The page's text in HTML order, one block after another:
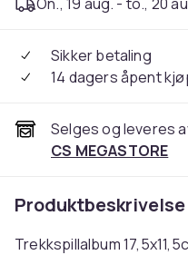
Sikker betaling
14 dagers åpent
Selges og leveres
CS MEGASTORE
Produktbeskrivelse
Trekkspillalbum